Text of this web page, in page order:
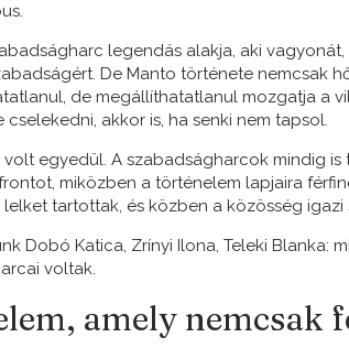
legendás alakja, aki
De Manto története nemcsak
de megállíthatatlanul mozgatja a
cselekedni, akkor is, ha senki nem tapsol.
volt egyedül. A szabadságharcok mindig
miközben a történelem lapjaira
tartottak, és közben a közösség igazi
Dobó Katica, Zrínyi Ilona, Teleki Blanka:
voltak.
amely nemcsak